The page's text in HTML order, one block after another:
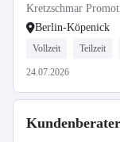
Kretzschmar
Berlin-Köpenick
Vollzeit Teilzeit
24.07.2026